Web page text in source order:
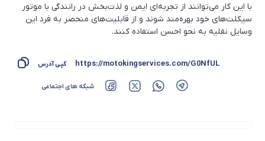
با این کار می‌توانند از تجربه‌ای ایمن و لذت‌بخش در رانندگی با موتور
سیکلت‌های خود بهره‌مند شوند و از قابلیت‌های منحصر به فرد این
وسایل نقلیه به نحو احسن استفاده کنند.
https://motokingservices.com/G0NfUL کپی آدرس
شبکه های اجتماعی